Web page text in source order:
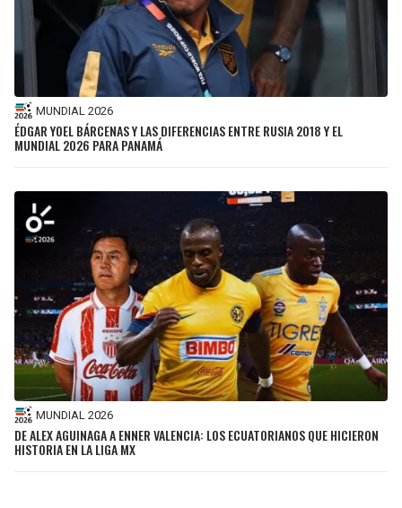
MUNDIAL 2026
ÉDGAR YOEL BÁRCENAS Y LAS DIFERENCIAS ENTRE RUSIA 2018 Y EL
MUNDIAL 2026 PARA PANAMÁ
MUNDIAL 2026
DE ALEX AGUINAGA A ENNER VALENCIA: LOS ECUATORIANOS QUE HICIERON
HISTORIA EN LA LIGA MX